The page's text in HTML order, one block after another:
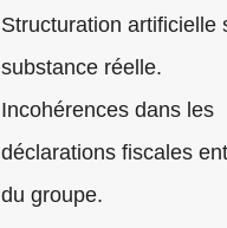
Structuration artificielle
substance réelle.
Incohérences dans les
déclarations fiscales
du groupe.